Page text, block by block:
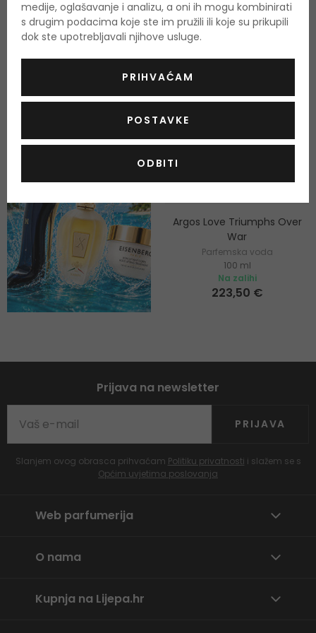
GRATIS
Argos Love Triumphs Over
War
Parfemska voda
100 ml
Na zalihi
223,50 €
Prijava na newsletter
PRIJAVA
Slanjem ovog obrasca prihvaćam Politiku privatnosti i slažem se s
Općim uvjetima poslovanja
Web parfumerija
O nama
Kupnja na Lijepa.hr
medije, oglašavanje i analizu, a oni ih mogu kombinirati
s drugim podacima koje ste im pružili ili koje su prikupili
dok ste upotrebljavali njihove usluge.
PRIHVAĆAM
POSTAVKE
ODBITI